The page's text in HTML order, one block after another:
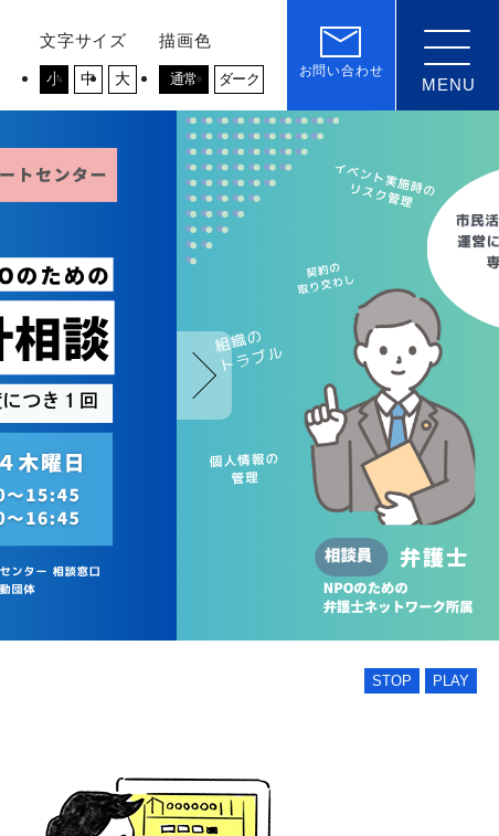
文字サイズ
小 中 大
描画色
通常 ダーク お問い合わせ
STOP PLAY